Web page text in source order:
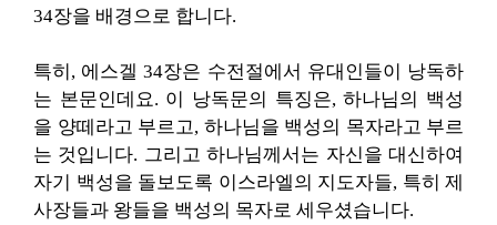
34장을 배경으로 합니다.
특히, 에스겔 34장은 수전절에서 유대인들이 낭독하
는 본문인데요. 이 낭독문의 특징은, 하나님의 백성
을 양떼라고 부르고, 하나님을 백성의 목자라고 부르
는 것입니다. 그리고 하나님께서는 자신을 대신하여
자기 백성을 돌보도록 이스라엘의 지도자들, 특히 제
사장들과 왕들을 백성의 목자로 세우셨습니다.